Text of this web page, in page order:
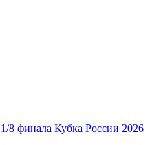
8 финала Кубка России 2026